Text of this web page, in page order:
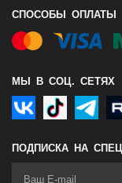
СПОСОБЫ ОПЛАТЫ
МЫ В СОЦ. СЕТЯХ
ПОДПИСКА НА